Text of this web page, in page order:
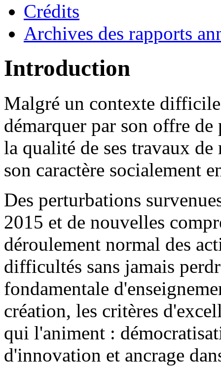
Crédits
Archives des rapports
Introduction
Malgré un contexte
démarquer par son offre
la qualité de ses travaux
son caractère socialement
Des perturbations
2015 et de nouvelles
déroulement normal des
difficultés sans jamais
fondamentale
création, les critères
qui l'animent :
d'innovation et ancrage